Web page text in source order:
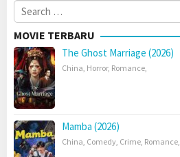
Search
for:
MOVIE TERBARU
The Ghost Marriage (2026)
China, Horror, Romance,
Mamba (2026)
China, Comedy, Crime, Romance,